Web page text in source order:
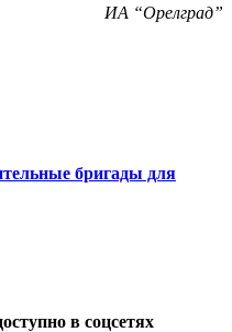
ИА “Орелград”
бригады для
в соцсетях